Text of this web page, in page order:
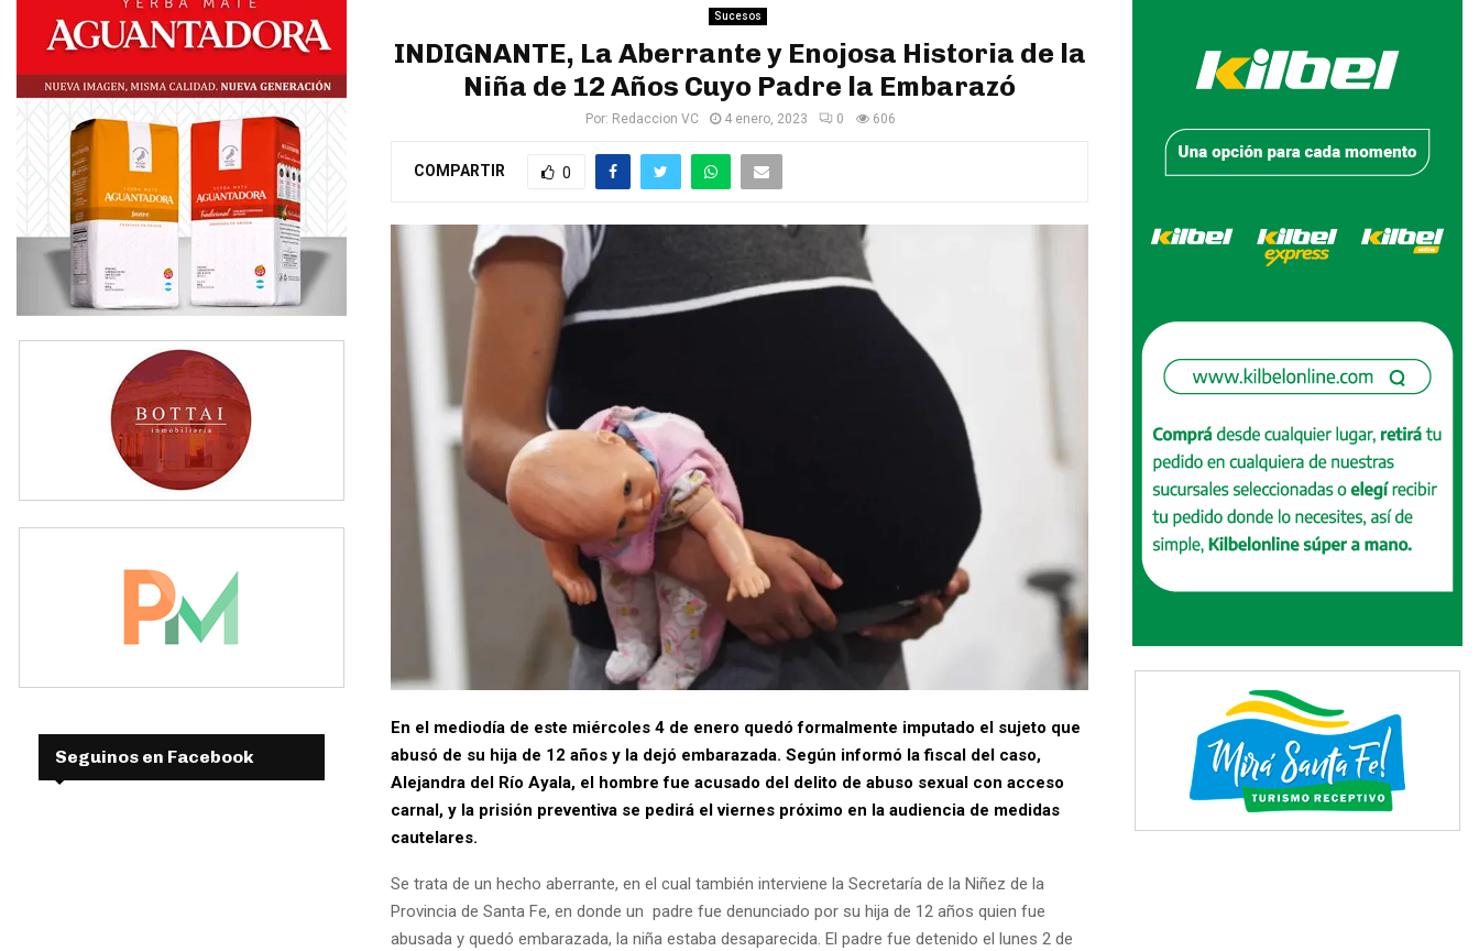
Sucesos
INDIGNANTE, La Aberrante y Enojosa Historia de la
Niña de 12 Años Cuyo Padre la Embarazó
Por: Redaccion VC 4 enero, 2023 0 606
COMPARTIR 0
En el mediodía de este miércoles 4 de enero quedó formalmente imputado el sujeto que
abusó de su hija de 12 años y la dejó embarazada. Según informó la fiscal del caso,
Alejandra del Río Ayala, el hombre fue acusado del delito de abuso sexual con acceso
carnal, y la prisión preventiva se pedirá el viernes próximo en la audiencia de medidas
cautelares.
Se trata de un hecho aberrante, en el cual también interviene la Secretaría de la Niñez de la
Provincia de Santa Fe, en donde un padre fue denunciado por su hija de 12 años quien fue
abusada y quedó embarazada, la niña estaba desaparecida. El padre fue detenido el lunes 2 de
Seguinos en Facebook